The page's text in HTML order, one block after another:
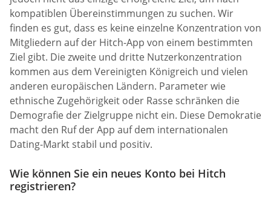
kompatiblen Übereinstimmungen zu suchen. Wir
finden es gut, dass es keine einzelne Konzentration von
Mitgliedern auf der Hitch-App von einem bestimmten
Ziel gibt. Die zweite und dritte Nutzerkonzentration
kommen aus dem Vereinigten Königreich und vielen
anderen europäischen Ländern. Parameter wie
ethnische Zugehörigkeit oder Rasse schränken die
Demografie der Zielgruppe nicht ein. Diese Demokratie
macht den Ruf der App auf dem internationalen
Dating-Markt stabil und positiv.
Wie können Sie ein neues Konto bei Hitch
registrieren?